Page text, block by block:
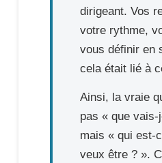
dirigeant. Vos
votre rythme,
vous définir en
cela était lié à
Ainsi, la vraie
pas « que vais-
mais « qui est-
veux être ? ».